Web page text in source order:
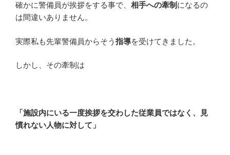
確かに警備員が挨拶をする事で、 相手への牽制 になるの
は間違いありません。
実際私も先輩警備員からそう 指導を受けてきました。
しかし、その牽制は
「施設内にいる一度挨拶を交わした従業員ではなく、見
慣れない人物に対して」